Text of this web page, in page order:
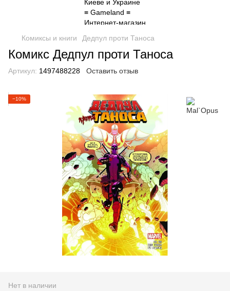
Комиксы и книги Дедпул проти Таноса
Комикс Дедпул проти Таноса
Артикул: 1497488228 Оставить отзыв
−10%
Нет в наличии